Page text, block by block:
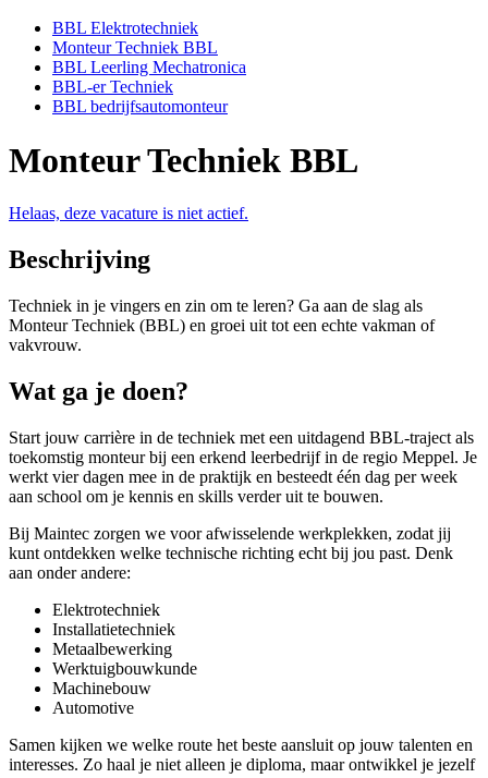
BBL Elektrotechniek
Monteur Techniek BBL
BBL Leerling Mechatronica
BBL-er Techniek
BBL bedrijfsautomonteur
Monteur Techniek BBL
Helaas, deze vacature is niet actief.
Beschrijving
Techniek in je vingers en zin om te leren? Ga aan de slag als
Monteur Techniek (BBL) en groei uit tot een echte vakman of
vakvrouw.
Wat ga je doen?
Start jouw carrière in de techniek met een uitdagend BBL-traject als
toekomstig monteur bij een erkend leerbedrijf in de regio Meppel. Je
werkt vier dagen mee in de praktijk en besteedt één dag per week
aan school om je kennis en skills verder uit te bouwen.
Bij Maintec zorgen we voor afwisselende werkplekken, zodat jij
kunt ontdekken welke technische richting echt bij jou past. Denk
aan onder andere:
Elektrotechniek
Installatietechniek
Metaalbewerking
Werktuigbouwkunde
Machinebouw
Automotive
Samen kijken we welke route het beste aansluit op jouw talenten en
interesses. Zo haal je niet alleen je diploma, maar ontwikkel je jezelf